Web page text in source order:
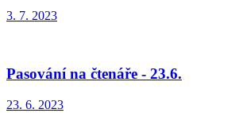
3. 7. 2023
Pasování na čtenáře - 23.6.
23. 6. 2023